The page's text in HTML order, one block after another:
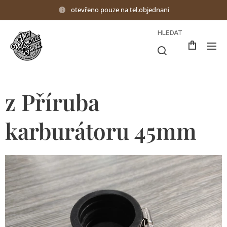
otevřeno pouze na tel.objednani
HLEDAT
z Příruba
karburátoru 45mm